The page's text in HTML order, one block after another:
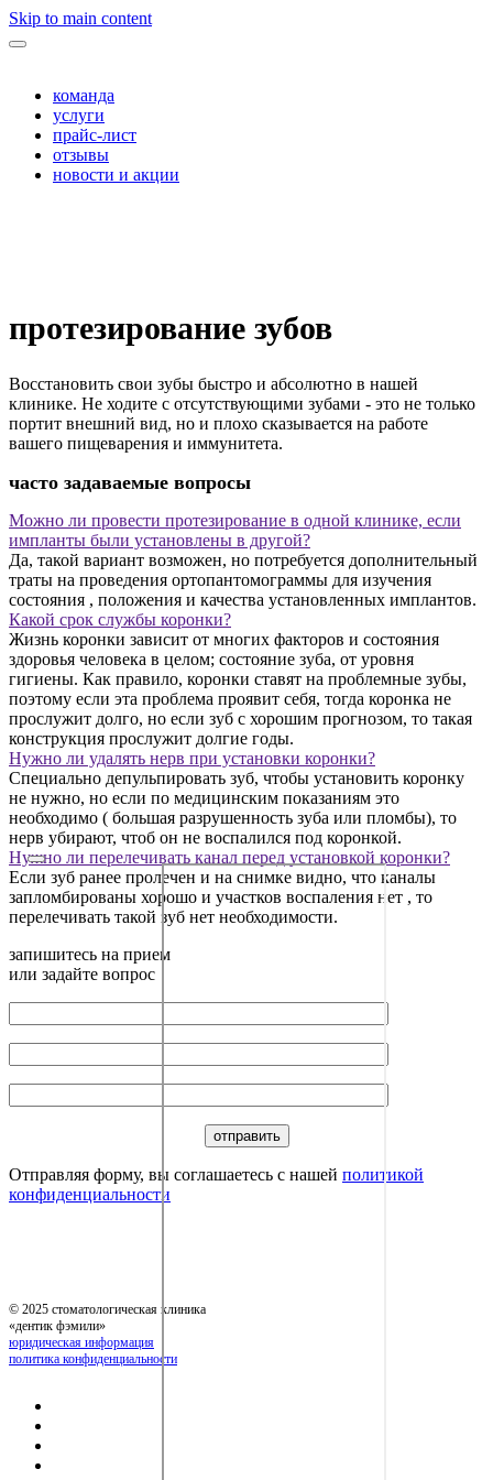
Skip to main content
команда
услуги
прайс-лист
отзывы
новости и акции
протезирование зубов
Восстановить свои зубы быстро и абсолютно в нашей
клинике. Не ходите с отсутствующими зубами - это не только
портит внешний вид, но и плохо сказывается на работе
вашего пищеварения и иммунитета.
часто задаваемые вопросы
Можно ли провести протезирование в одной клинике, если
импланты были установлены в другой?
Да, такой вариант возможен, но потребуется дополнительный
траты на проведения ортопантомограммы для изучения
состояния , положения и качества установленных имплантов.
Какой срок службы коронки?
Жизнь коронки зависит от многих факторов и состояния
здоровья человека в целом; состояние зуба, от уровня
гигиены. Как правило, коронки ставят на проблемные зубы,
поэтому если эта проблема проявит себя, тогда коронка не
прослужит долго, но если зуб с хорошим прогнозом, то такая
конструкция прослужит долгие годы.
Нужно ли удалять нерв при установки коронки?
Специально депульпировать зуб, чтобы установить коронку
не нужно, но если по медицинским показаниям это
необходимо ( большая разрушенность зуба или пломбы), то
нерв убирают, чтоб он не воспалился под коронкой.
Нужно ли перелечивать канал перед установкой коронки?
Если зуб ранее пролечен и на снимке видно, что каналы
запломбированы хорошо и участков воспаления нет , то
перелечивать такой зуб нет необходимости.
запишитесь на прием
или задайте вопрос
Отправляя форму, вы соглашаетесь с нашей политикой
конфиденциальности
© 2025 стоматологическая клиника
«дентик фэмили»
юридическая информация
политика конфиденциальности